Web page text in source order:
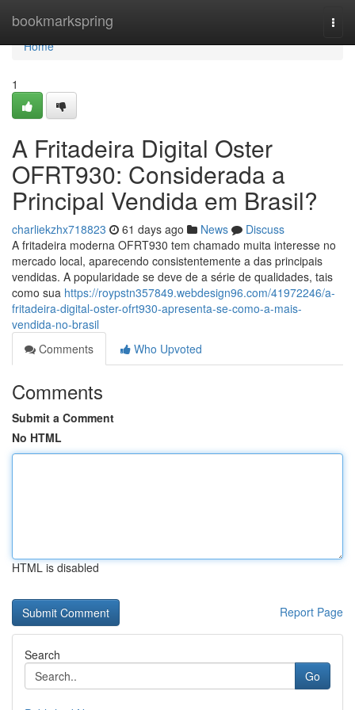
bookmarkspring
Home
Home
1
A Fritadeira Digital Oster
OFRT930: Considerada a
Principal Vendida em Brasil?
charliekzhx718823 61 days ago News
Discuss
A fritadeira moderna OFRT930 tem chamado muita interesse no
mercado local, aparecendo consistentemente a das principais
vendidas. A popularidade se deve de a série de qualidades, tais
como sua https://roypstn357849.webdesign96.com/41972246/a-
fritadeira-digital-oster-ofrt930-apresenta-se-como-a-mais-
vendida-no-brasil
Comments
Who Upvoted
Comments
Submit a Comment
No HTML
HTML is disabled
Report Page
Search
Go